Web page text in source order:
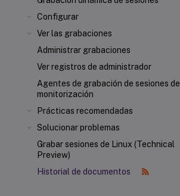
Configurar
Ver las grabaciones
Administrar grabaciones
Ver registros de administrador
Agentes de grabación de sesiones de
monitorización
Prácticas recomendadas
Solucionar problemas
Grabar sesiones de Linux (Technical
Preview)
Historial de documentos